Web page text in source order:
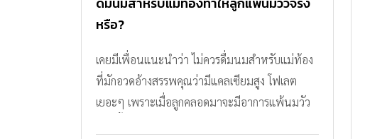
หรือ?
เคยมีเพื่อนแนะนำว่า ไม่ควรดื่มนมสำหรับแม่ท้อง
ที่มักอวดอ้างสรรพคุณว่ามีแคลเซียมสูง โฟเลต
เยอะๆ เพราะเมื่อลูกคลอดมาจะมีอาการแพ้นมวัว